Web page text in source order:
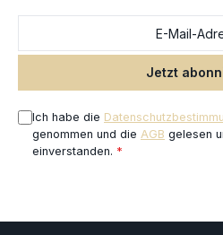
Jetzt
Ich habe die
genommen und die AGB gelesen
einverstanden. *